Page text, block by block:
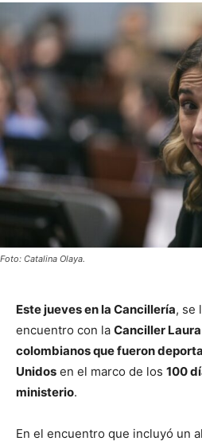
Foto: Catalina Olaya.
Este jueves en la Cancillería, se
encuentro con la Canciller
colombianos que fueron
Unidos en el marco de los 100
ministerio.
En el encuentro que incluyó un